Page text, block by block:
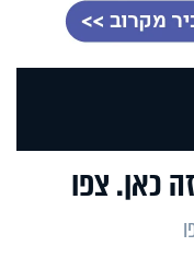
כאן. צפו